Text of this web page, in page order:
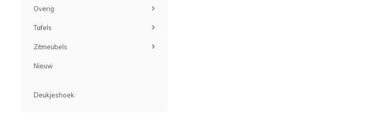
Overig
Tafels
Zitmeubels
Nieuw
Deukjeshoek